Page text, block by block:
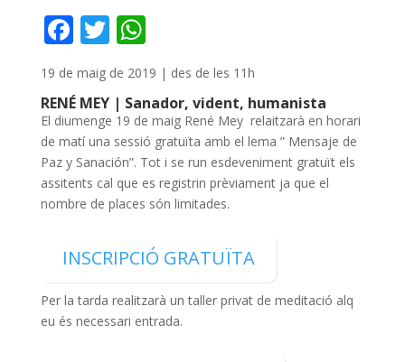
F
ac
e
b
o
o
k
T
w
itt
er
W
h
at
s
A
p
p
19 de maig de 2019 | des de les 11h
RENÉ MEY | Sanador, vident, humanista
El diumenge 19 de maig René Mey relaitzarà en horari
de matí una sessió gratuïta amb el lema ” Mensaje de
Paz y Sanación”. Tot i se run esdeveniment gratuït els
assitents cal que es registrin prèviament ja que el
nombre de places són limitades.
INSCRIPCIÓ GRATUÏTA
Per la tarda realitzarà un taller privat de meditació alq
eu és necessari entrada.